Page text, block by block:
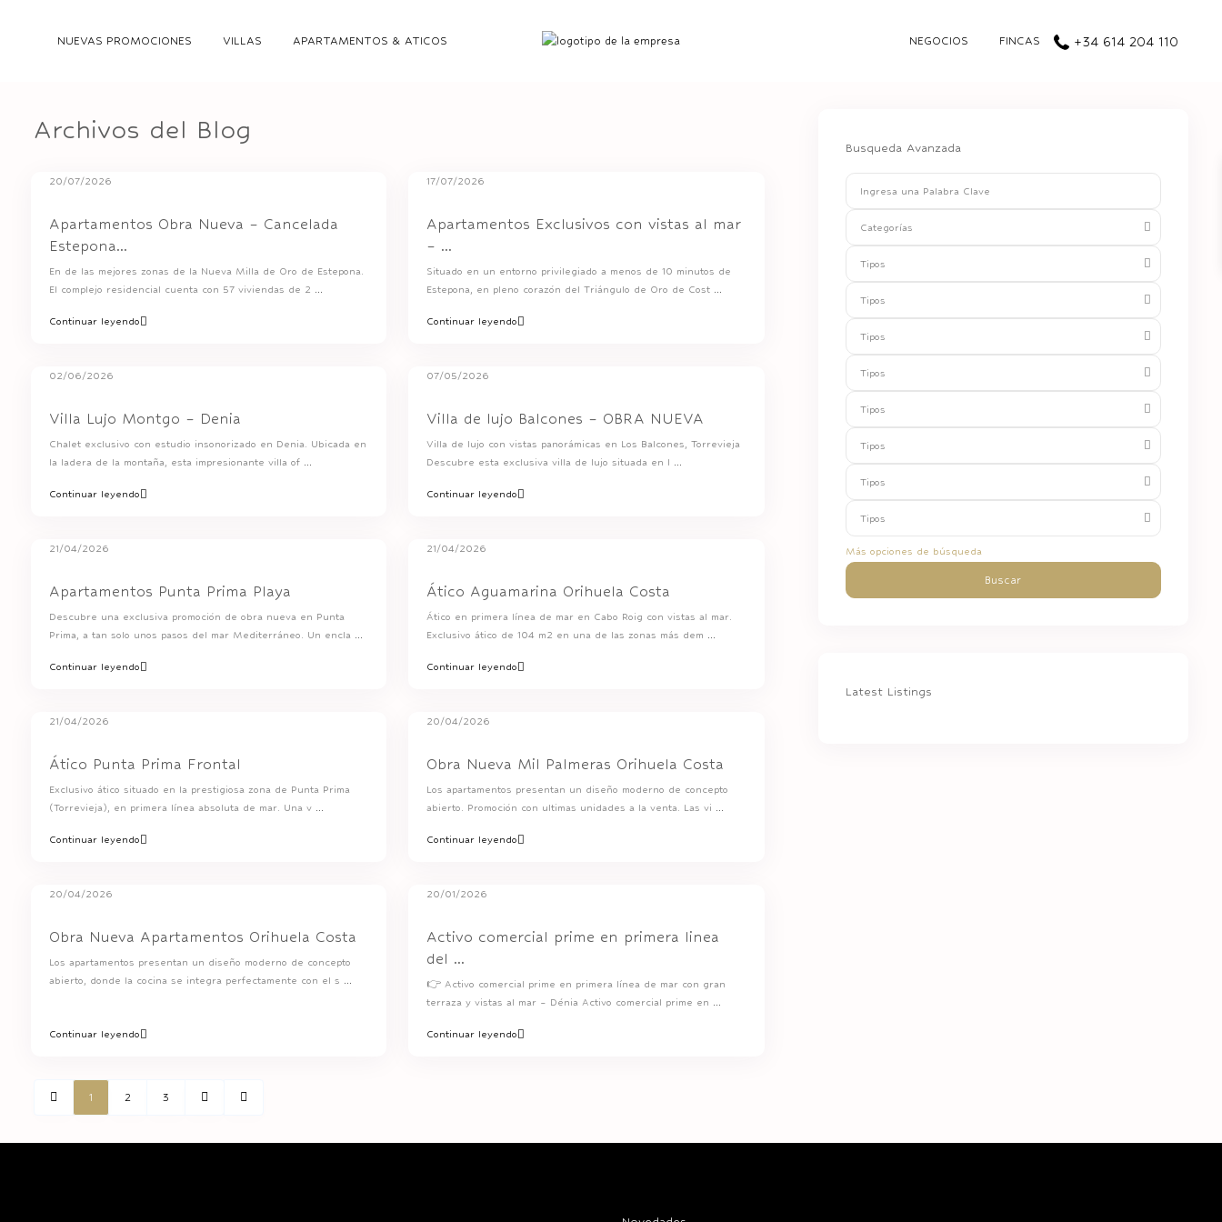
NUEVAS PROMOCIONES VILLAS APARTAMENTOS & ATICOS NEGOCIOS FINCAS +34 614 204 110
Archivos del Blog
Apartamentos Obra Nueva – Cancelada
Estepona...
20/07/2026
En de las mejores zonas de la Nueva Milla de Oro de Estepona.
El complejo residencial cuenta con 57 viviendas de 2
Continuar leyendo
Apartamentos Exclusivos con vistas al mar
– ...
17/07/2026
Situado en un entorno privilegiado a menos de 10 minutos de
Estepona, en pleno corazón del Triángulo de Oro de Cost
Continuar leyendo
Villa Lujo Montgo – Denia
02/06/2026
Chalet exclusivo con estudio insonorizado en Denia. Ubicada en
la ladera de la montaña, esta impresionante villa of
Continuar leyendo
Villa de lujo Balcones – OBRA NUEVA
07/05/2026
Villa de lujo con vistas panorámicas en Los Balcones, Torrevieja
Descubre esta exclusiva villa de lujo situada en l
Continuar leyendo
Apartamentos Punta Prima Playa
21/04/2026
Descubre una exclusiva promoción de obra nueva en Punta
Prima, a tan solo unos pasos del mar Mediterráneo. Un encla
Continuar leyendo
Ático Aguamarina Orihuela Costa
21/04/2026
Ático en primera línea de mar en Cabo Roig con vistas al mar.
Exclusivo ático de 104 m2 en una de las zonas más dem
Continuar leyendo
Ático Punta Prima Frontal
21/04/2026
Exclusivo ático situado en la prestigiosa zona de Punta Prima
(Torrevieja), en primera línea absoluta de mar. Una v
Continuar leyendo
Obra Nueva Mil Palmeras Orihuela Costa
20/04/2026
Los apartamentos presentan un diseño moderno de concepto
abierto. Promoción con ultimas unidades a la venta. Las vi
Continuar leyendo
Obra Nueva Apartamentos Orihuela Costa
20/04/2026
Los apartamentos presentan un diseño moderno de concepto
abierto, donde la cocina se integra perfectamente con el s
Continuar leyendo
Activo comercial prime en primera linea
del ...
20/01/2026
👉 Activo comercial prime en primera línea de mar con gran
terraza y vistas al mar – Dénia Activo comercial prime en
Continuar leyendo
1 2 3
Busqueda Avanzada
Categorías
Tipos
Tipos
Tipos
Tipos
Tipos
Tipos
Tipos
Tipos
Más opciones de búsqueda
Buscar
Latest Listings